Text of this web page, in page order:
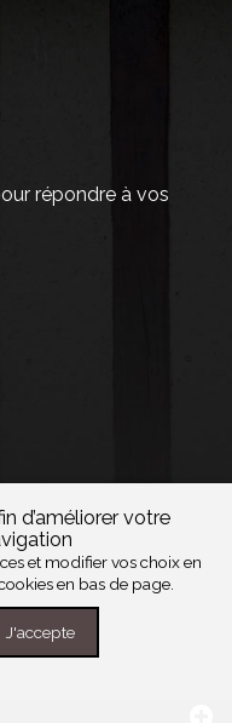
répondre à vos
d’améliorer votre
et modifier vos choix en
en bas de page.
J'accepte